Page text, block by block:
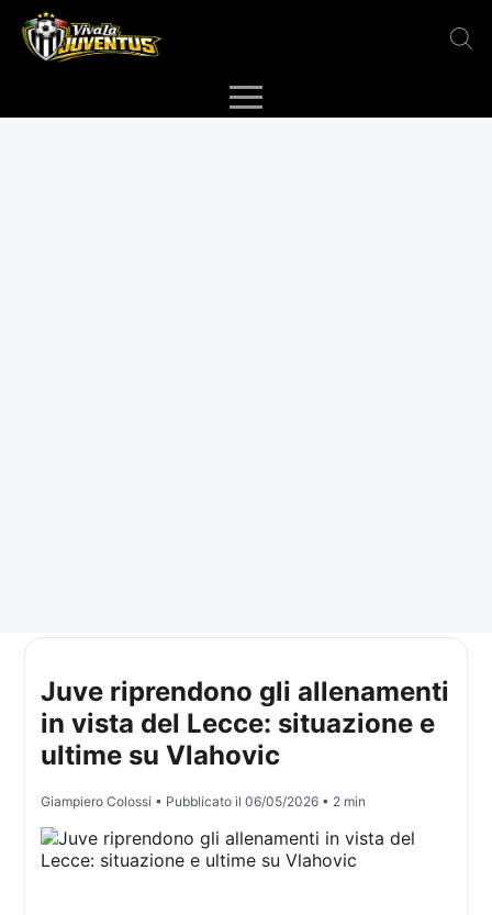
Juve riprendono gli allenamenti
in vista del Lecce: situazione e
ultime su Vlahovic
Giampiero Colossi • Pubblicato il06/05/2026 • 2 min